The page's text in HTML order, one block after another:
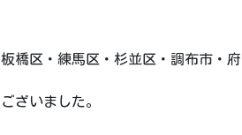
橋区・練馬区・杉並区・調布市・
ざいました。